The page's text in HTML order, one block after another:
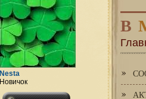
Nesta
Новичок
В